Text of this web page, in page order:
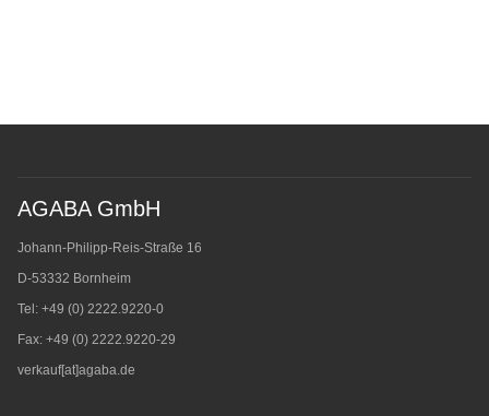
AGABA GmbH
Johann-Philipp-Reis-Straße 16
D-53332 Bornheim
Tel: +49 (0) 2222.9220-0
Fax: +49 (0) 2222.9220-29
verkauf[at]agaba.de